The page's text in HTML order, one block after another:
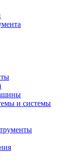
и системы